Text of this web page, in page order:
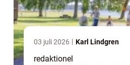
03 juli 2026 Karl Lindgren
redaktionel